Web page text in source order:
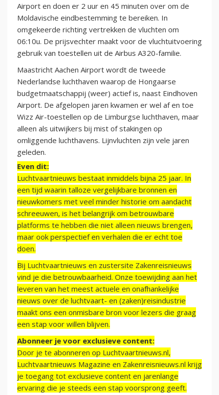
Airport en doen er 2 uur en 45 minuten over om de
Moldavische eindbestemming te bereiken. In
omgekeerde richting vertrekken de vluchten om
06:10u. De prijsvechter maakt voor de vluchtuitvoering
gebruik van toestellen uit de Airbus A320-familie.
Maastricht Aachen Airport wordt de tweede
Nederlandse luchthaven waarop de Hongaarse
budgetmaatschappij (weer) actief is, naast Eindhoven
Airport. De afgelopen jaren kwamen er wel af en toe
Wizz Air-toestellen op de Limburgse luchthaven, maar
alleen als uitwijkers bij mist of stakingen op
omliggende luchthavens. Lijnvluchten zijn vele jaren
geleden.
Even dit:
Luchtvaartnieuws bestaat inmiddels bijna 25 jaar. In
een tijd waarin talloze vergelijkbare bronnen en
nieuwkomers met veel minder historie om aandacht
schreeuwen, is het belangrijk om betrouwbare
platforms te hebben die niet alleen nieuws brengen,
maar ook perspectief en verhalen die er echt toe
doen.
Bij Luchtvaartnieuws en zustersite Zakenreisnieuws
vind je die betrouwbaarheid. Onze toewijding aan het
leveren van het meest actuele en onafhankelijke
nieuws over de luchtvaart- en (zaken)reisindustrie
maakt ons een onmisbare bron voor lezers die graag
een stap voor willen blijven.
Abonneer je voor exclusieve content:
Door je te abonneren op Luchtvaartnieuws.nl,
Luchtvaartnieuws Magazine en Zakenreisnieuws.nl krijg
je toegang tot exclusieve content en jarenlange
ervaring die je steeds een stap voorsprong geeft.